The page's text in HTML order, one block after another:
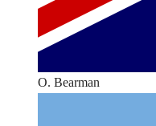
O. Bearman